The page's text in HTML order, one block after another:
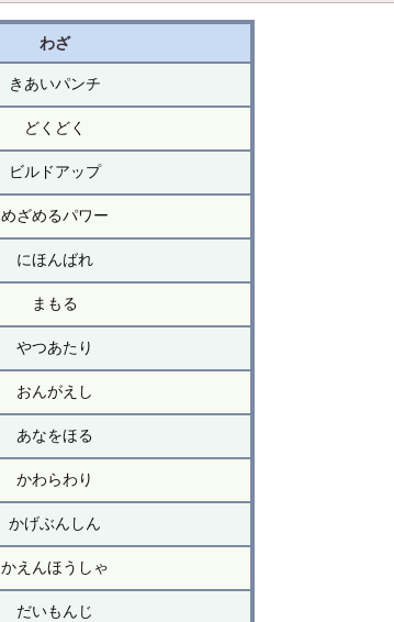
わざ
きあいパンチ
どくどく
ビルドアップ
めざめるパワー
にほんばれ
まもる
やつあたり
おんがえし
あなをほる
かわらわり
かげぶんしん
かえんほうしゃ
だいもんじ